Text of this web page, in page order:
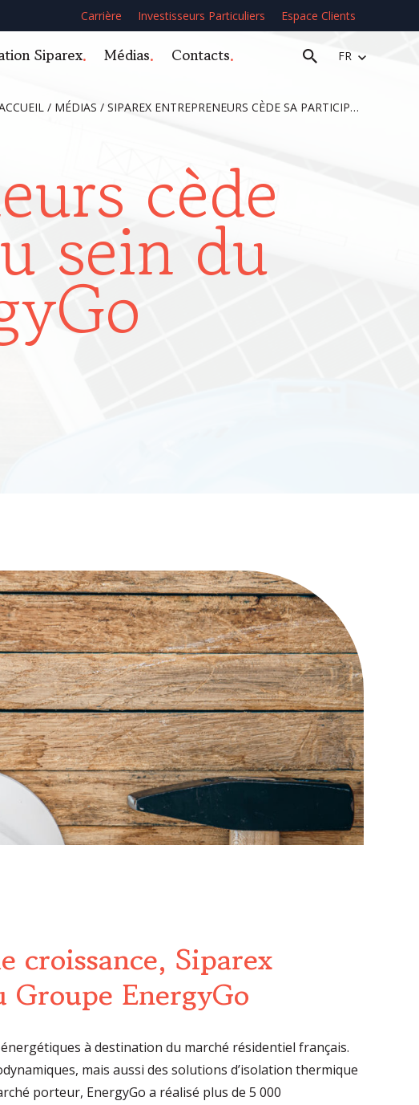
Carrière Investisseurs Particuliers Espace Clients
Siparex Médias Contacts FR
/ MÉDIAS / SIPAREX ENTREPRENEURS CÈDE SA PARTICIPATION AU SEIN DU GROUPE ENERGYGO
cède
sein du
croissance, Siparex
EnergyGo
à destination du marché résidentiel français.
mais aussi des solutions d’isolation thermique
porteur, EnergyGo a réalisé plus de 5 000